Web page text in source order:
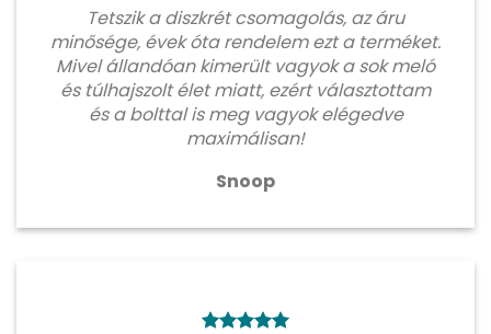
Tetszik a diszkrét csomagolás, az áru
minősége, évek óta rendelem ezt a terméket.
Mivel állandóan kimerült vagyok a sok meló
és túlhajszolt élet miatt, ezért választottam
és a bolttal is meg vagyok elégedve
maximálisan!
Snoop